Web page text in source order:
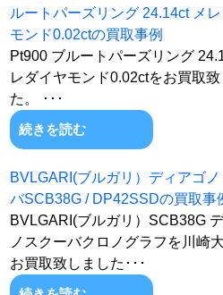
ルートパーズリング 24.14ct メ
モンド0.02ctの買取事例
Pt900 ブルートパーズリング
レダイヤモンド0.02ctをお買取致
た。 ･･･
続きを読む
BVLGARI(ブルガリ）ディアゴノ
バSCB38G / DP42SSDの買取事
BVLGARI(ブルガリ）SCB38G
ノスクーバクロノグラフを川崎
お買取致しました･･･